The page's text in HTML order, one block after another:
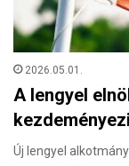
2026.05.01.
A lengyel
kezdeményezi
Új lengyel